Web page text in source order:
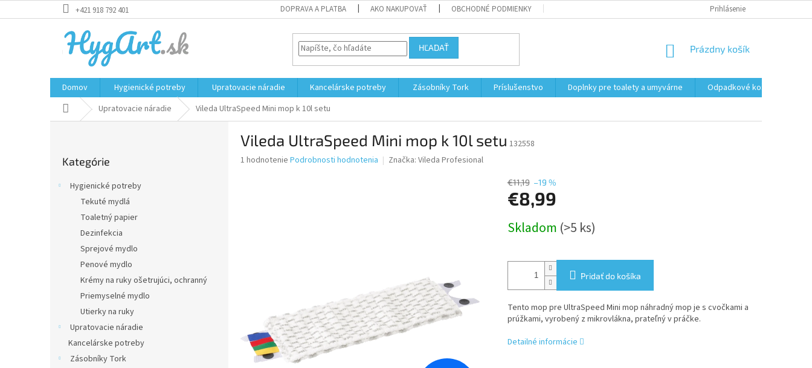
na
+421 918 792 401 DOPRAVA A PLATBA AKO NAKUPOVAŤ OBCHODNÉ PODMIENKY FORMULÁR NA
Prihlásenie
HĽADAŤ
NÁKUPNÝ
Prázdny košík
Domov Hygienické potreby Upratovacie náradie Kancelárske potreby Zásobníky Tork Príslušenstvo Doplnky pre toalety a umyvárne Odpadkové koše
DomovUpratovacie náradie Vileda UltraSpeed Mini mop k 10l setu
kategórie
Kategórie
Hygienické potreby
Tekuté mydlá
Toaletný papier
Dezinfekcia
Sprejové mydlo
Penové mydlo
Krémy na ruky ošetrujúci, ochranný
Priemyselné mydlo
Utierky na ruky
Upratovacie náradie
Kancelárske potreby
Zásobníky Tork
Vileda UltraSpeed Mini mop k 10l setu 132558
Priemerné
1 hodnotenie Podrobnosti hodnotenia Značka: Vileda Profesional
€11,19 –19 %
€8,99
cena:
Skladom (>5 ks)
Pridať do košíka
Tento mop pre UltraSpeed Mini mop náhradný mop je s cvočkami a
prúžkami, vyrobený z mikrovlákna, prateľný v práčke.
Detailné informácie